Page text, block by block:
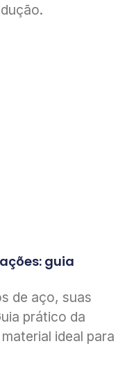
guia
de aço, suas
prático da
ideal para